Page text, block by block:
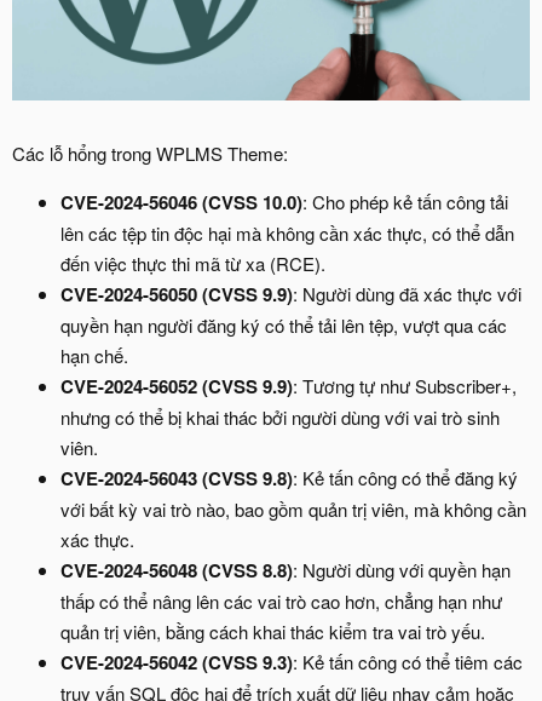
Các lỗ hổng trong WPLMS Theme:
CVE-2024-56046 (CVSS 10.0): Cho phép kẻ tấn công tải
lên các tệp tin độc hại mà không cần xác thực, có thể dẫn
đến việc thực thi mã từ xa (RCE).
CVE-2024-56050 (CVSS 9.9): Người dùng đã xác thực với
quyền hạn người đăng ký có thể tải lên tệp, vượt qua các
hạn chế.
CVE-2024-56052 (CVSS 9.9): Tương tự như Subscriber+,
nhưng có thể bị khai thác bởi người dùng với vai trò sinh
viên.
CVE-2024-56043 (CVSS 9.8): Kẻ tấn công có thể đăng ký
với bất kỳ vai trò nào, bao gồm quản trị viên, mà không cần
xác thực.
CVE-2024-56048 (CVSS 8.8): Người dùng với quyền hạn
thấp có thể nâng lên các vai trò cao hơn, chẳng hạn như
quản trị viên, bằng cách khai thác kiểm tra vai trò yếu.
CVE-2024-56042 (CVSS 9.3): Kẻ tấn công có thể tiêm các
truy vấn SQL độc hại để trích xuất dữ liệu nhạy cảm hoặc